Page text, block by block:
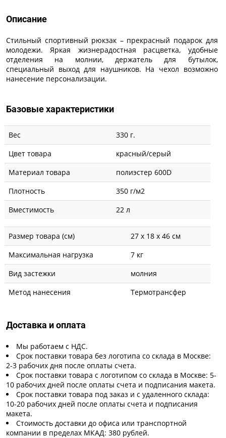
Описание
Стильный спортивный рюкзак – прекрасный подарок для
молодежи. Яркая жизнерадостная расцветка, удобные
отделения на молнии, держатель для бутылок,
специальный выход для наушников. На чехол возможно
нанесение персонализации.
Базовые характеристики
Вес
330 г.
Цвет товара
красный/серый
Материал товара
полиэстер 600D
Плотность
350 г/м2
Вместимость
22 л
Размер товара (см)
27 х 18 х 46 см
Максимальная нагрузка
7 кг
Вид застежки
молния
Метод нанесения
Термотрансфер
Доставка и оплата
Мы работаем с НДС.
Срок поставки товара без логотипа со склада в Москве:
2-3 рабочих дня после оплаты счета.
Срок поставки товара с логотипом со склада в Москве: 5-
10 рабочих дней после оплаты счета и подписания макета.
Срок поставки товара под заказ и с удаленного склада:
10-20 рабочих дней после оплаты счета и подписания
макета.
Стоимость доставки до офиса или транспортной
компании в пределах МКАД: 380 рублей.